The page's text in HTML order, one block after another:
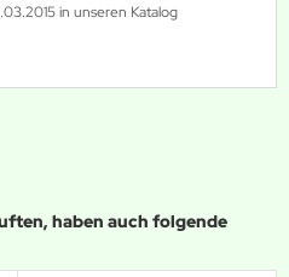
in unseren Katalog
haben auch folgende